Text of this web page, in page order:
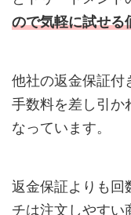
ので気軽に試せる
他社の返金保証付
手数料を差し引か
なっています。
返金保証よりも回
チは注文しやすい